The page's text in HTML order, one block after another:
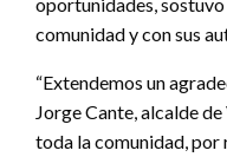
comunidad y con sus
“Extendemos un
Jorge Cante, alcalde
toda la comunidad, por